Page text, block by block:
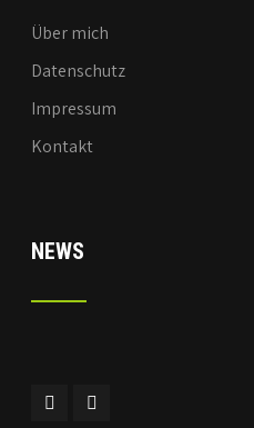
Über mich
Datenschutz
Impressum
Kontakt
NEWS